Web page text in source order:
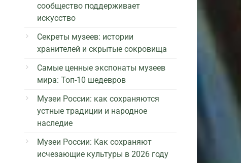
сообщество поддерживает
искусство
Секреты музеев: истории
хранителей и скрытые сокровища
Самые ценные экспонаты музеев
мира: Топ-10 шедевров
Музеи России: как сохраняются
устные традиции и народное
наследие
Музеи России: Как сохраняют
исчезающие культуры в 2026 году